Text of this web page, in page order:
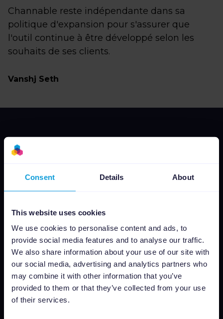
Consent Details About
This website uses cookies
We use cookies to personalise content and ads, to
provide social media features and to analyse our traffic.
We also share information about your use of our site with
our social media, advertising and analytics partners who
may combine it with other information that you’ve
provided to them or that they’ve collected from your use
of their services.
Channable reste indépendante dans sa
politique d'expansion pour s'assurer que
l'outil continue à être développé selon les
souhaits de ses clients.
Vanshj Seth
Pour les marques
Plateforme